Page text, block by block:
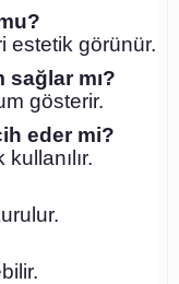
estetik görünür.
sağlar mı?
gösterir.
eder mi?